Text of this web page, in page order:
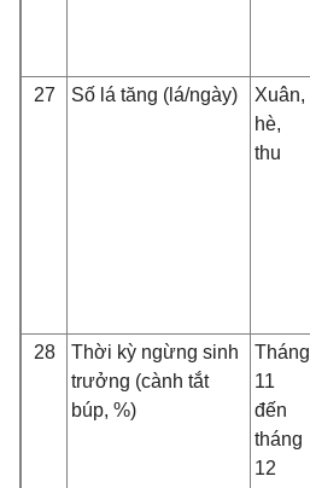
27
Số lá tăng (lá/ngày)
Xuân,
hè,
thu
28
Thời kỳ ngừng sinh
trưởng (cành tắt
búp, %)
Tháng
11
đến
tháng
12